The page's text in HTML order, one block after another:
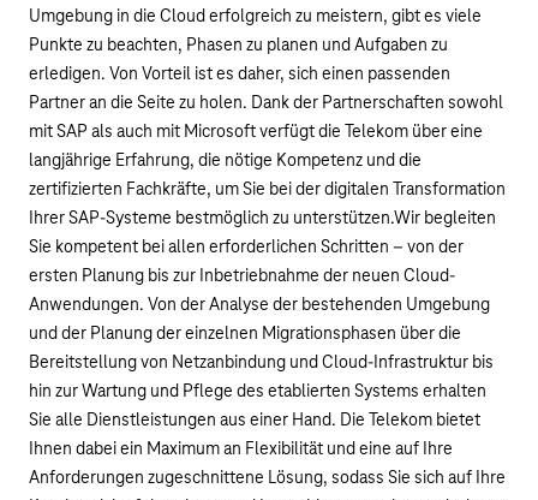
Umgebung in die Cloud erfolgreich zu meistern, gibt es viele
Punkte zu beachten, Phasen zu planen und Aufgaben zu
erledigen. Von Vorteil ist es daher, sich einen passenden
Partner an die Seite zu holen. Dank der Partnerschaften sowohl
mit SAP als auch mit Microsoft verfügt die Telekom über eine
langjährige Erfahrung, die nötige Kompetenz und die
zertifizierten Fachkräfte, um Sie bei der digitalen Transformation
Ihrer SAP-Systeme bestmöglich zu unterstützen.Wir begleiten
Sie kompetent bei allen erforderlichen Schritten – von der
ersten Planung bis zur Inbetriebnahme der neuen Cloud-
Anwendungen. Von der Analyse der bestehenden Umgebung
und der Planung der einzelnen Migrationsphasen über die
Bereitstellung von Netzanbindung und Cloud-Infrastruktur bis
hin zur Wartung und Pflege des etablierten Systems erhalten
Sie alle Dienstleistungen aus einer Hand. Die Telekom bietet
Ihnen dabei ein Maximum an Flexibilität und eine auf Ihre
Anforderungen zugeschnittene Lösung, sodass Sie sich auf Ihre